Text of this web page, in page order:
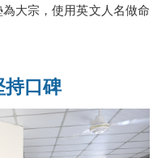
大宗，使用英文人名做命
持口碑